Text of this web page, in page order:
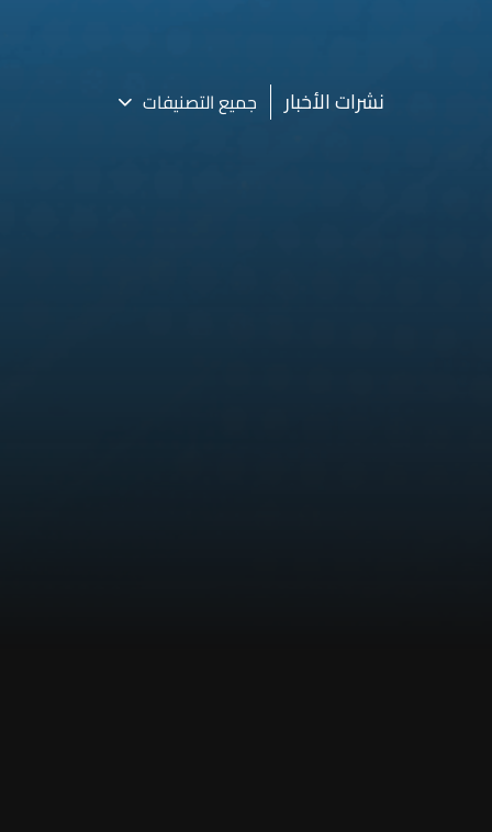
نشرات الأخبار جميع التصنيفات